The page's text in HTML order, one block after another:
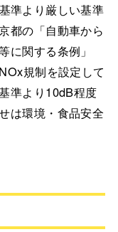
準より厳しい基準
都の「自動車から
に関する条例」
規制を設定して
準より10dB程度
は環境・食品安全